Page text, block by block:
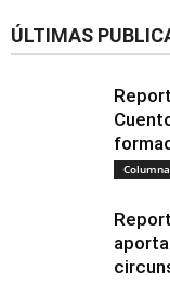
ÚLTIMAS